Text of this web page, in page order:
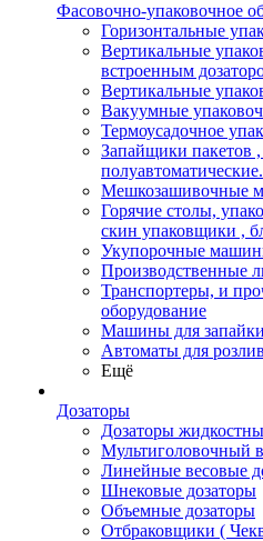
Фасовочно-упаковочное
Горизонтальные
Вертикальные
встроенным
Вертикальные
Вакуумные
Термоусадочное
Запайщики пакетов
полуавтоматические.
Мешкозашивочные
Горячие столы,
скин упаковщики ,
Укупорочные
Производственные
Транспортеры, и
оборудование
Машины для
Автоматы для
Ещё
Дозаторы
Дозаторы
Мультиголовочный
Линейные весовые
Шнековые дозаторы
Объемные дозаторы
Отбраковщики (